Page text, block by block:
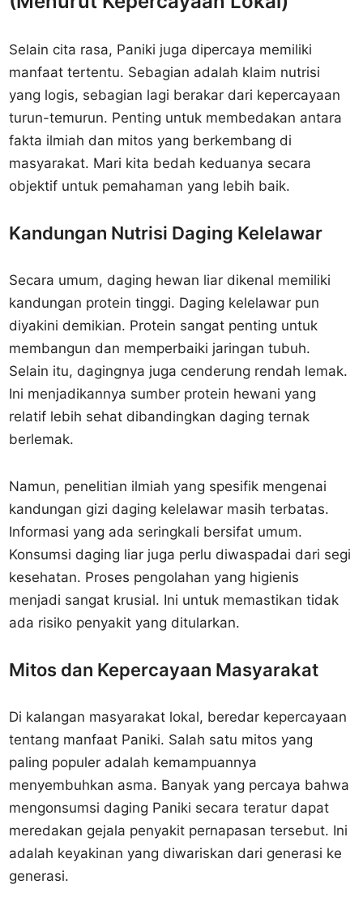
Selain cita rasa, Paniki juga dipercaya memiliki
manfaat tertentu. Sebagian adalah klaim nutrisi
yang logis, sebagian lagi berakar dari kepercayaan
turun-temurun. Penting untuk membedakan antara
fakta ilmiah dan mitos yang berkembang di
masyarakat. Mari kita bedah keduanya secara
objektif untuk pemahaman yang lebih baik.
Kandungan Nutrisi Daging Kelelawar
Secara umum, daging hewan liar dikenal memiliki
kandungan protein tinggi. Daging kelelawar pun
diyakini demikian. Protein sangat penting untuk
membangun dan memperbaiki jaringan tubuh.
Selain itu, dagingnya juga cenderung rendah lemak.
Ini menjadikannya sumber protein hewani yang
relatif lebih sehat dibandingkan daging ternak
berlemak.
Namun, penelitian ilmiah yang spesifik mengenai
kandungan gizi daging kelelawar masih terbatas.
Informasi yang ada seringkali bersifat umum.
Konsumsi daging liar juga perlu diwaspadai dari segi
kesehatan. Proses pengolahan yang higienis
menjadi sangat krusial. Ini untuk memastikan tidak
ada risiko penyakit yang ditularkan.
Mitos dan Kepercayaan Masyarakat
Di kalangan masyarakat lokal, beredar kepercayaan
tentang manfaat Paniki. Salah satu mitos yang
paling populer adalah kemampuannya
menyembuhkan asma. Banyak yang percaya bahwa
mengonsumsi daging Paniki secara teratur dapat
meredakan gejala penyakit pernapasan tersebut. Ini
adalah keyakinan yang diwariskan dari generasi ke
generasi.